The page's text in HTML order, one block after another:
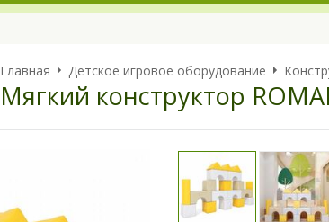
Главная Детское игровое оборудование
Мягкий конструктор